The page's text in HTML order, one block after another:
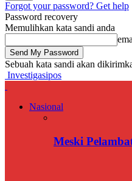
Forgot your password? Get help
Password recovery
Memulihkan kata sandi anda
Sebuah kata sandi akan
Investigasipos
Nasional
Meski